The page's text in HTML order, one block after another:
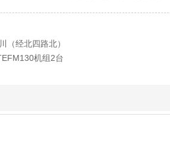
（经北四路北）
机组2台